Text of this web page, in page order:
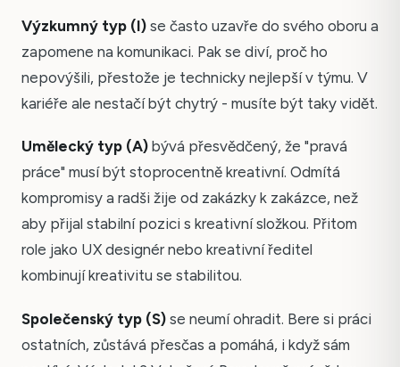
Výzkumný typ (I) se často uzavře do svého oboru a
zapomene na komunikaci. Pak se diví, proč ho
nepovýšili, přestože je technicky nejlepší v týmu. V
kariéře ale nestačí být chytrý - musíte být taky vidět.
Umělecký typ (A) bývá přesvědčený, že "pravá
práce" musí být stoprocentně kreativní. Odmítá
kompromisy a radši žije od zakázky k zakázce, než
aby přijal stabilní pozici s kreativní složkou. Přitom
role jako UX designér nebo kreativní ředitel
kombinují kreativitu se stabilitou.
Společenský typ (S) se neumí ohradit. Bere si práci
ostatních, zůstává přesčas a pomáhá, i když sám